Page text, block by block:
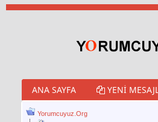
ANA SAYFA YENI
Yorumcuyuz.Org